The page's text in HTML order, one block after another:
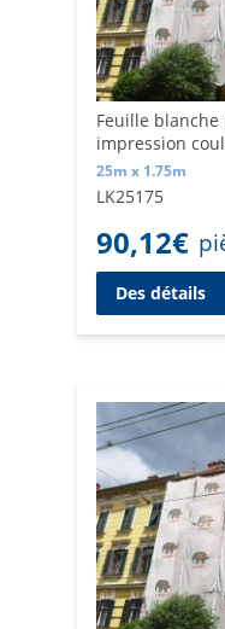
Feuille blanche
impression
25m x 1.75m
LK25175
90,12€
Des détails